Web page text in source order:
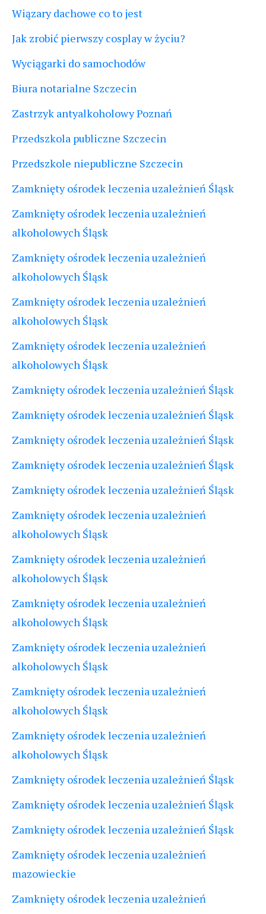
Wiązary dachowe co to jest
Jak zrobić pierwszy cosplay w życiu?
Wyciągarki do samochodów
Biura notarialne Szczecin
Zastrzyk antyalkoholowy Poznań
Przedszkola publiczne Szczecin
Przedszkole niepubliczne Szczecin
Zamknięty ośrodek leczenia uzależnień Śląsk
Zamknięty ośrodek leczenia uzależnień
alkoholowych Śląsk
Zamknięty ośrodek leczenia uzależnień
alkoholowych Śląsk
Zamknięty ośrodek leczenia uzależnień
alkoholowych Śląsk
Zamknięty ośrodek leczenia uzależnień
alkoholowych Śląsk
Zamknięty ośrodek leczenia uzależnień Śląsk
Zamknięty ośrodek leczenia uzależnień Śląsk
Zamknięty ośrodek leczenia uzależnień Śląsk
Zamknięty ośrodek leczenia uzależnień Śląsk
Zamknięty ośrodek leczenia uzależnień Śląsk
Zamknięty ośrodek leczenia uzależnień
alkoholowych Śląsk
Zamknięty ośrodek leczenia uzależnień
alkoholowych Śląsk
Zamknięty ośrodek leczenia uzależnień
alkoholowych Śląsk
Zamknięty ośrodek leczenia uzależnień
alkoholowych Śląsk
Zamknięty ośrodek leczenia uzależnień
alkoholowych Śląsk
Zamknięty ośrodek leczenia uzależnień
alkoholowych Śląsk
Zamknięty ośrodek leczenia uzależnień Śląsk
Zamknięty ośrodek leczenia uzależnień Śląsk
Zamknięty ośrodek leczenia uzależnień Śląsk
Zamknięty ośrodek leczenia uzależnień
mazowieckie
Zamknięty ośrodek leczenia uzależnień